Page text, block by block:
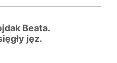
Beata.
jęz.